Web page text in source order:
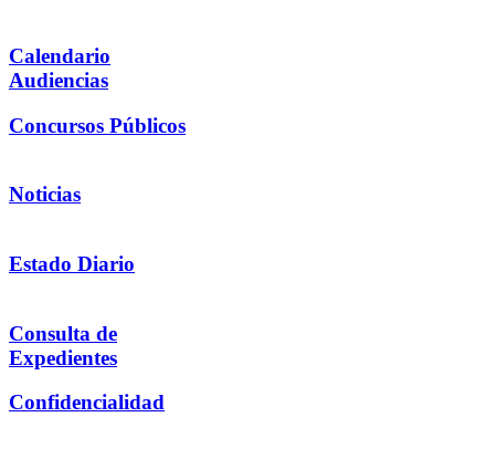
Calendario
Audiencias
Concursos Públicos
Noticias
Estado Diario
Consulta de
Expedientes
Confidencialidad